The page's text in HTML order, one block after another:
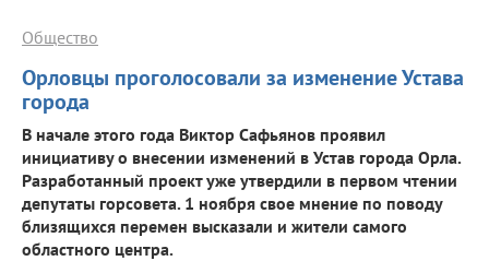
Орловцы проголосовали за изменение Устава
города
Общество
В начале этого года Виктор Сафьянов проявил
инициативу о внесении изменений в Устав города Орла.
Разработанный проект уже утвердили в первом чтении
депутаты горсовета. 1 ноября свое мнение по поводу
близящихся перемен высказали и жители самого
областного центра.